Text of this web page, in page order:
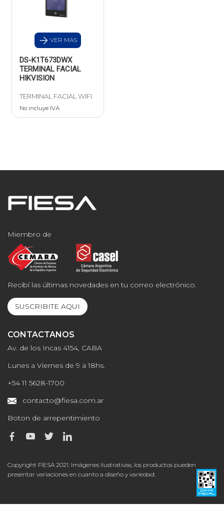
VER MAS
DS-K1T673DWX
TERMINAL FACIAL
HIKVISION
TERMINAL FACIAL WIFI
No incluye IVA
Miembro de
Recibí las últimas novedades en tu correo electrónico.
SUSCRIBITE AQUI
CONTACTANOS
Av. de los Incas 4154, CABA
Lunes a Viernes de 9 a 18hs.
+54 11 5628-1700
contacto@fiesa.com.ar
Boton de arrepentimiento
Copyright FIESA 2021. Imágenes ilustrativas, los productos pueden
presentar variaciones en cuanto a diseño y variedad.